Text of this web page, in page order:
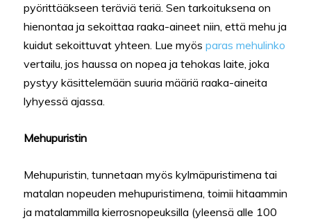
pyörittääkseen teräviä teriä. Sen tarkoituksena on
hienontaa ja sekoittaa raaka-aineet niin, että mehu ja
kuidut sekoittuvat yhteen. Lue myös paras mehulinko
vertailu, jos haussa on nopea ja tehokas laite, joka
pystyy käsittelemään suuria määriä raaka-aineita
lyhyessä ajassa.
Mehupuristin
Mehupuristin, tunnetaan myös kylmäpuristimena tai
matalan nopeuden mehupuristimena, toimii hitaammin
ja matalammilla kierrosnopeuksilla (yleensä alle 100